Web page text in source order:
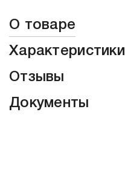
О товаре
Характеристики
Отзывы
Документы